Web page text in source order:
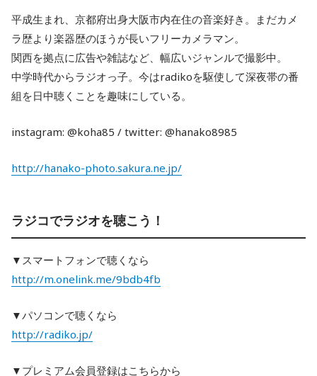
平成生まれ、京都府出身大阪市内在住の音楽好き。まだカメ
ラ歴より楽器歴のほうが長いフリーカメラマン。
関西を拠点に広告や雑誌など、幅広いジャンルで撮影中。
中学時代からラジオっ子。今はradikoを駆使して深夜帯の番
組を日中聴くことを趣味にしている。
instagram: @koha85 / twitter: @hanako8985
http://hanako-photo.sakura.ne.jp/
ラジコでラジオを聴こう！
▼スマートフォンで聴くなら
http://m.onelink.me/9bdb4fb
▼パソコンで聴くなら
http://radiko.jp/
▼プレミアム会員登録はこちらから